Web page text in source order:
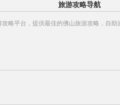
旅游攻略导航
略平台，提供最佳的佛山旅游攻略，自